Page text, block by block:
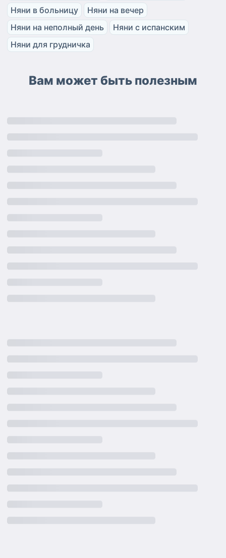
Няни в больницу
Няни на вечер
Няни на неполный день
Няни с испанским
Няни для грудничка
Вам может быть полезным